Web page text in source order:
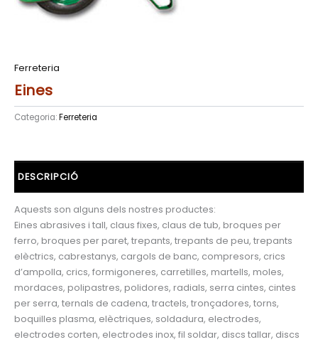
Ferreteria
Eines
Categoria:Ferreteria
DESCRIPCIÓ
Aquests son alguns dels nostres productes:
Eines abrasives i tall, claus fixes, claus de tub, broques per
ferro, broques per paret, trepants, trepants de peu, trepants
elèctrics, cabrestanys, cargols de banc, compresors, crics
d’ampolla, crics, formigoneres, carretilles, martells, moles,
mordaces, polipastres, polidores, radials, serra cintes, cintes
per serra, ternals de cadena, tractels, tronçadores, torns,
boquilles plasma, elèctriques, soldadura, electrodes,
electrodes corten, electrodes inox, fil soldar, discs tallar, discs